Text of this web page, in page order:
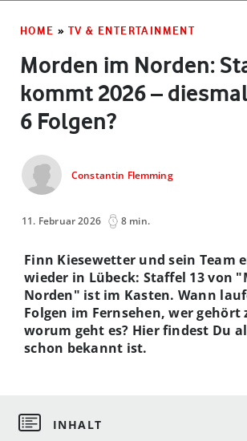
HOME » TV & ENTERTAINMENT
Morden im Norden:
kommt 2026 –
6 Folgen?
Constantin Flemming
11. Februar 2026 8 min.
Finn Kiesewetter und sein Team
wieder in Lübeck: Staffel 13 von
Norden" ist im Kasten. Wann
Folgen im Fernsehen, wer gehört
worum geht es? Hier findest Du
schon bekannt ist.